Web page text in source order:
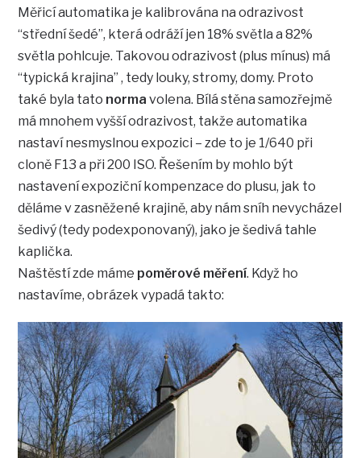
Měřicí automatika je kalibrována na odrazivost
“střední šedé”, která odráží jen 18% světla a 82%
světla pohlcuje. Takovou odrazivost (plus mínus) má
“typická krajina” , tedy louky, stromy, domy. Proto
také byla tato norma volena. Bílá stěna samozřejmě
má mnohem vyšší odrazivost, takže automatika
nastaví nesmyslnou expozici – zde to je 1/640 při
cloně F13 a při 200 ISO. Řešením by mohlo být
nastavení expoziční kompenzace do plusu, jak to
děláme v zasněžené krajině, aby nám sníh nevycházel
šedivý (tedy podexponovaný), jako je šedivá tahle
kaplička.
Naštěstí zde máme poměrové měření. Když ho
nastavíme, obrázek vypadá takto: